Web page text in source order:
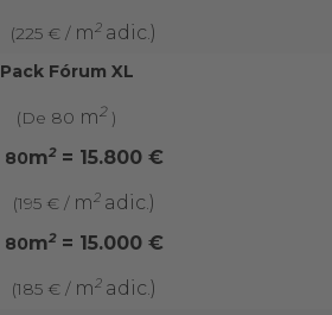
(225 € / m2 adic.)
Pack Fórum XL
(De 80 m 2 )
80m2= 15.800 €
(195 € / m2 adic.)
80m2= 15.000 €
(185 € / m2 adic.)